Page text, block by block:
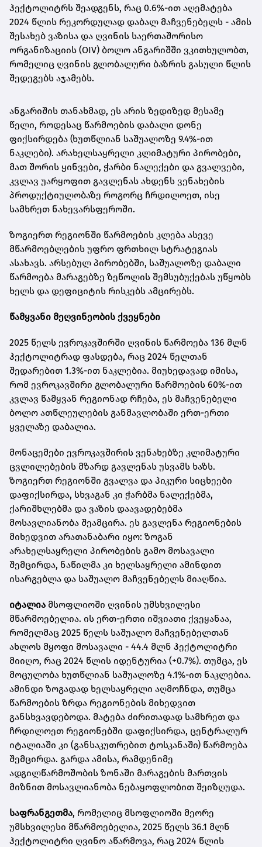
ჰექტოლიტრს შეადგენს, რაც 0.6%-ით აღემატება
2024 წლის რეკორდულად დაბალ მაჩვენებელს - ამის
შესახებ ვაზისა და ღვინის საერთაშორისო
ორგანიზაციის (OIV) ბოლო ანგარიშში ვკითხულობთ,
რომელიც ღვინის გლობალური ბაზრის გასული წლის
შედეგებს აჯამებს.
ანგარიშის თანახმად, ეს არის ზედიზედ მესამე
წელი, როდესაც წარმოების დაბალი დონე
ფიქსირდება (ხუთწლიან საშუალოზე 9.4%-ით
ნაკლები). არახელსაყრელი კლიმატური პირობები,
მათ შორის ყინვები, ჭარბი ნალექები და გვალვები,
კვლავ უარყოფით გავლენას ახდენს ვენახების
პროდუქტიულობაზე როგორც ჩრდილოეთ, ისე
სამხრეთ ნახევარსფეროში.
ზოგიერთ რეგიონში წარმოების კლება ასევე
მწარმოებლების უფრო ფრთხილ სტრატეგიას
ასახავს. არსებულ პირობებში, საშუალოზე დაბალი
წარმოება მარაგებზე ზეწოლის შემსუბუქებას უწყობს
ხელს და დეფიციტის რისკებს ამცირებს.
წამყვანი მეღვინეობის ქვეყნები
2025 წელს ევროკავშირში ღვინის წარმოება 136 მლნ
ჰექტოლიტრად ფასდება, რაც 2024 წელთან
შედარებით 1.3%-ით ნაკლებია. მიუხედავად იმისა,
რომ ევროკავშირი გლობალური წარმოების 60%-ით
კვლავ წამყვან რეგიონად რჩება, ეს მაჩვენებელი
ბოლო ათწლეულების განმავლობაში ერთ-ერთი
ყველაზე დაბალია.
მონაცემები ევროკავშირის ვენახებზე კლიმატური
ცვლილებების მზარდ გავლენას უსვამს ხაზს.
ზოგიერთ რეგიონში გვალვა და პიკური სიცხეები
დაფიქსირდა, სხვაგან კი ჭარბმა ნალექებმა,
ქარიშხლებმა და ვაზის დაავადებებმა
მოსავლიანობა შეამცირა. ეს გავლენა რეგიონების
მიხედვით არათანაბარი იყო: ზოგან
არახელსაყრელი პირობების გამო მოსავალი
შემცირდა, ნაწილმა კი ხელსაყრელი ამინდით
ისარგებლა და საშუალო მაჩვენებელს მიაღწია.
იტალია მსოფლიოში ღვინის უმსხვილესი
მწარმოებელია. ის ერთ-ერთი იშვიათი ქვეყანაა,
რომელმაც 2025 წელს საშუალო მაჩვენებელთან
ახლოს მყოფი მოსავალი - 44.4 მლნ ჰექტოლიტრი
მიიღო, რაც 2024 წლის იდენტურია (+0.7%). თუმცა, ეს
მოცულობა ხუთწლიან საშუალოზე 4.1%-ით ნაკლებია.
ამინდი ზოგადად ხელსაყრელი აღმოჩნდა, თუმცა
წარმოების ზრდა რეგიონების მიხედვით
განსხვავდებოდა. მატება ძირითადად სამხრეთ და
ჩრდილოეთ რეგიონებში დაფიქსირდა, ცენტრალურ
იტალიაში კი (განსაკუთრებით ტოსკანაში) წარმოება
შემცირდა. გარდა ამისა, რამდენიმე
ადგილწარმოშობის ზონაში მარაგების მართვის
მიზნით მოსავლიანობა ნებაყოფლობით შეიზღუდა.
საფრანგეთმა, რომელიც მსოფლიოში მეორე
უმსხვილესი მწარმოებელია, 2025 წელს 36.1 მლნ
ჰექტოლიტრი ღვინო აწარმოვა, რაც 2024 წლის